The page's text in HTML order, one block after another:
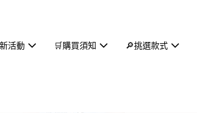
活動 🛒購買須知 🔎挑選款式